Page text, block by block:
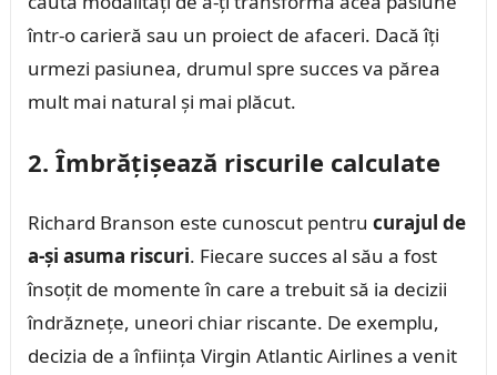
într-o carieră sau un proiect de afaceri. Dacă îți
urmezi pasiunea, drumul spre succes va părea
mult mai natural și mai plăcut.
2. Îmbrățișează riscurile calculate
Richard Branson este cunoscut pentru curajul de
a-și asuma riscuri. Fiecare succes al său a fost
însoțit de momente în care a trebuit să ia decizii
îndrăznețe, uneori chiar riscante. De exemplu,
decizia de a înființa Virgin Atlantic Airlines a venit